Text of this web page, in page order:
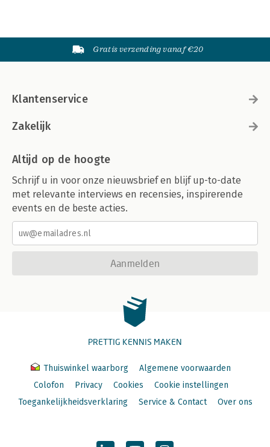
Gratis verzending vanaf €20
Klantenservice
Zakelijk
Altijd op de hoogte
Schrijf u in voor onze nieuwsbrief en blijf up-to-date
met relevante interviews en recensies, inspirerende
events en de beste acties.
Aanmelden
PRETTIG KENNIS MAKEN
Thuiswinkel waarborg
Algemene voorwaarden
Colofon
Privacy Cookies
Cookie instellingen
Toegankelijkheidsverklaring
Service & Contact Over ons